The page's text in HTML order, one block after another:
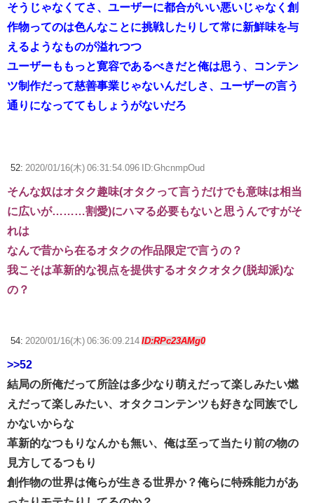
そうじゃなくてさ、ユーザーに都合がいい悪いじゃなく創
作物ってのは色んなことに挑戦したりして常に新鮮味を与
えるようなものが溢れつつ
ユーザーももっと寛容であるべきだと俺は思う、コンテン
ツ制作だって慈善事業じゃないんだしさ、ユーザーの言う
通りになっててもしょうがないだろ
52: 2020/01/16(木) 06:31:54.096 ID:GhcnmpOud
そんな奴はオタク趣味(オタクって言うだけでも意味は相当
に広いが………割愛)にハマる必要もないと思うんですがそ
れは
なんで昔から在るオタクの作品限定で言うの？
我こそは革新的な視点を提供するオタクオタク(脱却派)な
の？
54: 2020/01/16(木) 06:36:09.214 ID:RPc23AMg0
>>52
結局の所俺だって所詮は多少なり萌えだって楽しみたい燃
えだって楽しみたい、オタクコンテンツも好きな同族でし
かないからな
革新的なつもりなんかも無い、俺は至って当たり前の物の
見方してるつもり
創作物の世界は俺らが生きる世界か？俺らに特殊能力があ